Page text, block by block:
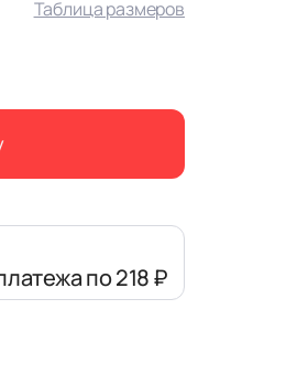
Таблица размеров
по 218 ₽